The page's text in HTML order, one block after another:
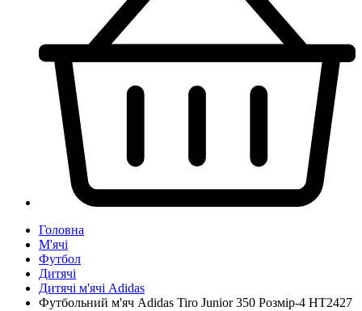
Головна
М'ячі
Футбол
Дитячі
Дитячі м'ячі Adidas
Футбольний м'яч Adidas Tiro Junior 350 Розмір-4 HT2427